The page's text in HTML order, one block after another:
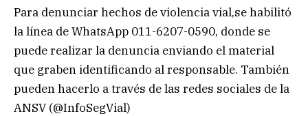
Para denunciar hechos de violencia vial,se habilitó
la línea de WhatsApp 011-6207-0590, donde se
puede realizar la denuncia enviando el material
que graben identificando al responsable. También
pueden hacerlo a través de las redes sociales de la
ANSV (@InfoSegVial)